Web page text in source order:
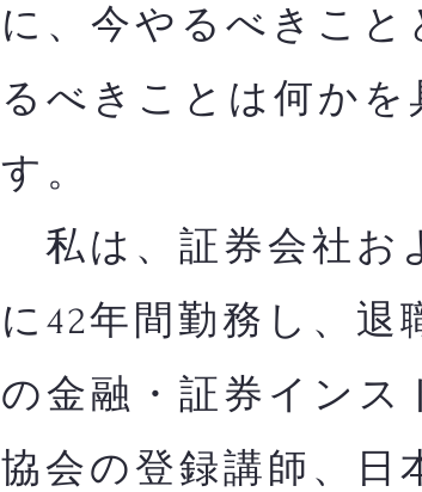
に、今やるべきこ
るべきことは何かを​
す。
私は、証券会社お
に42年間勤務し、退
の金融・証券インス
協会の登録講師、日